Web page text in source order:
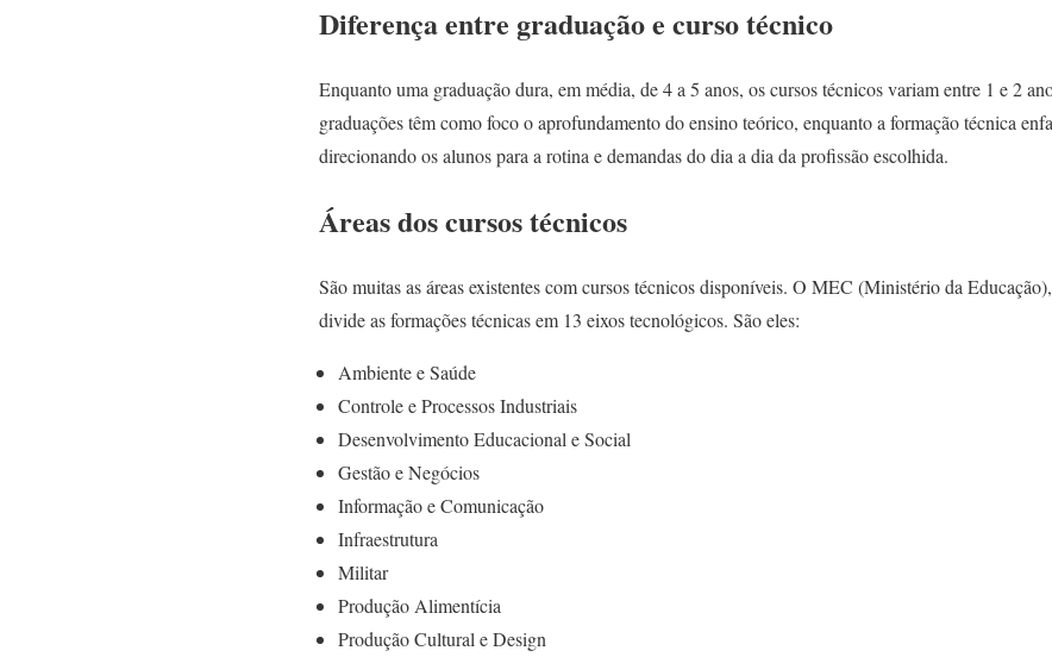
Diferença entre graduação e curso técnico
Enquanto uma graduação dura, em média, de 4 a 5 anos, os cursos técnicos variam entre 1 e 2
graduações têm como foco o aprofundamento do ensino teórico, enquanto a formação técnica
direcionando os alunos para a rotina e demandas do dia a dia da profissão escolhida.
Áreas dos cursos técnicos
São muitas as áreas existentes com cursos técnicos disponíveis. O MEC (Ministério da
divide as formações técnicas em 13 eixos tecnológicos. São eles:
Ambiente e Saúde
Controle e Processos Industriais
Desenvolvimento Educacional e Social
Gestão e Negócios
Informação e Comunicação
Infraestrutura
Militar
Produção Alimentícia
Produção Cultural e Design